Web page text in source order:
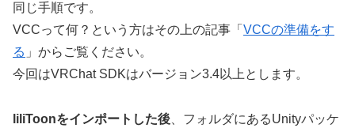
同じ手順です。
VCCって何？という方はその上の記事「 VCCの準備をす
る 」からご覧ください。
今回はVRChat SDKはバージョン3.4以上とします。
liliToonをインポートした後 、フォルダにあるUnityパッケ